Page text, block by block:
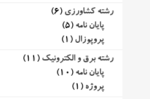
رشته کشاورزی (6)
پایان نامه (5)
پروپوزال (1)
رشته برق و الکترونیک (11)
پایان نامه (10)
پروژه (1)